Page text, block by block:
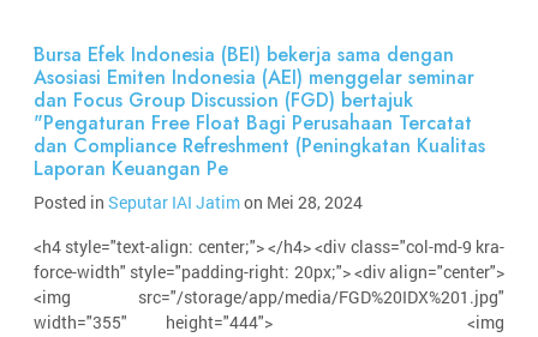
Bursa Efek Indonesia (BEI) bekerja sama dengan
Asosiasi Emiten Indonesia (AEI) menggelar seminar
dan Focus Group Discussion (FGD) bertajuk
"Pengaturan Free Float Bagi Perusahaan Tercatat
dan Compliance Refreshment (Peningkatan Kualitas
Laporan Keuangan Pe
Posted in Seputar IAI Jatimon Mei 28, 2024
<h4 style="text-align: center;"> </h4> <div class="col-md-9 kra-
force-width" style="padding-right: 20px;"> <div align="center">
<img src="/storage/app/media/FGD%20IDX%201.jpg"
width="355" height="444"> <img